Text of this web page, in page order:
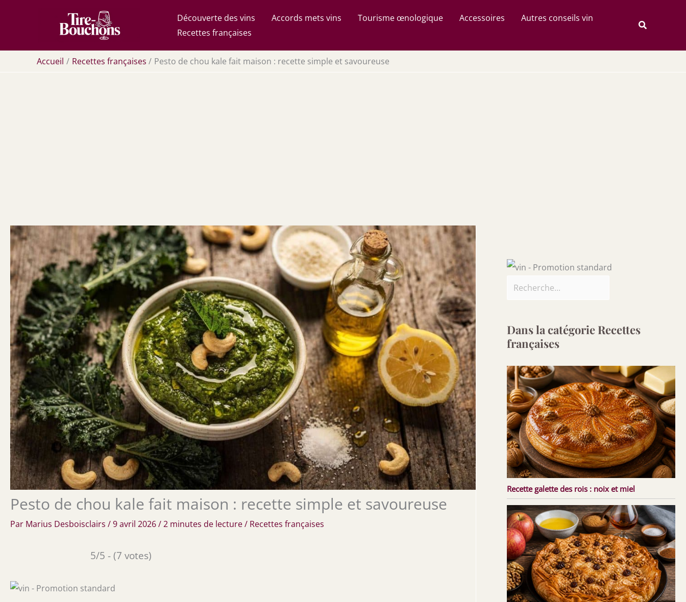
Découverte des vins Accords mets vins Tourisme œnologique Accessoires
Autres conseils vin
Recettes françaises
Rechercher
Accueil Recettes françaises Pesto de chou kale fait maison : recette simple et savoureuse
Pesto de chou kale fait maison : recette simple et savoureuse
Par Marius Desboisclairs /9 avril 2026/2 minutes de lecture/ Recettes françaises
5/5 - (7 votes)
Dans la catégorie Recettes
françaises
Recette galette des rois : noix et miel